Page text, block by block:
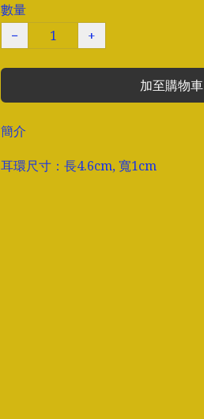
數量
−
+
加至購物車
簡介
耳環尺寸：長4.6cm, 寬1cm